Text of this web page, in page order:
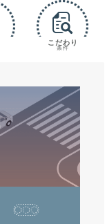
こだわり
条件